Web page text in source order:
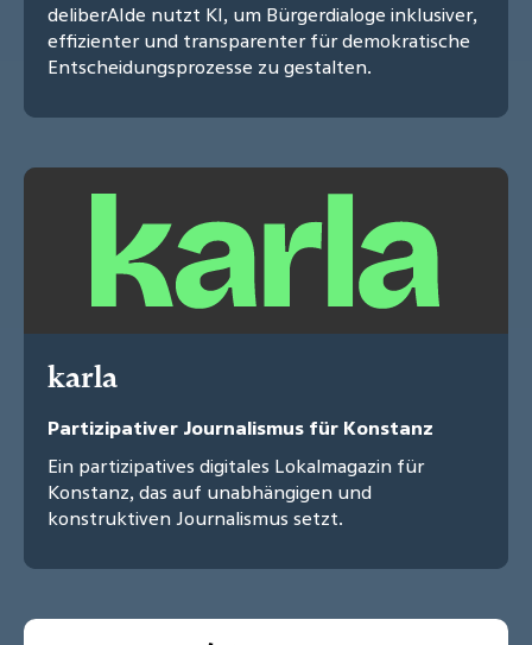
deliberAIde nutzt KI, um Bürgerdialoge inklusiver,
effizienter und transparenter für demokratische
Entscheidungsprozesse zu gestalten.
karla
Partizipativer Journalismus für Konstanz
Ein partizipatives digitales Lokalmagazin für
Konstanz, das auf unabhängigen und
konstruktiven Journalismus setzt.